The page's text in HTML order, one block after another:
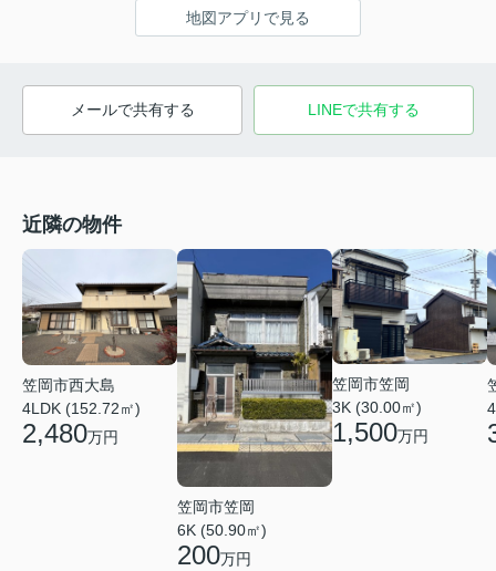
地図アプリで見る
メールで共有する LINEで共有する
近隣の物件
笠岡市西大島
4LDK (152.72㎡)
2,480万円
笠岡市笠岡
6K (50.90㎡)
200万円
笠岡市笠岡
3K (30.00㎡)
1,500万円